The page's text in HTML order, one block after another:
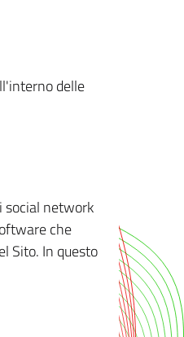
delle
social network
che
Sito. In questo